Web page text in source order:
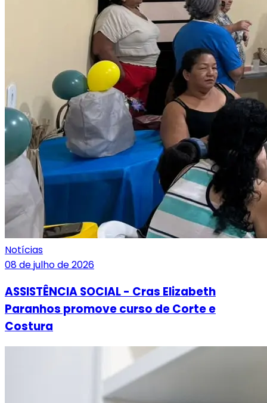
Notícias
08 de julho de 2026
ASSISTÊNCIA SOCIAL - Cras Elizabeth
Paranhos promove curso de Corte e
Costura